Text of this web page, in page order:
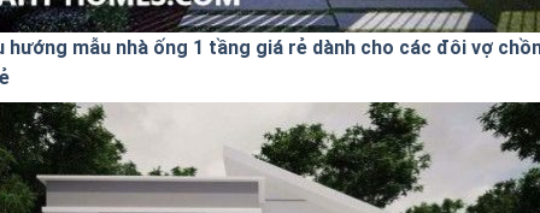
hướng mẫu nhà ống 1 tầng giá rẻ dành cho các đôi vợ